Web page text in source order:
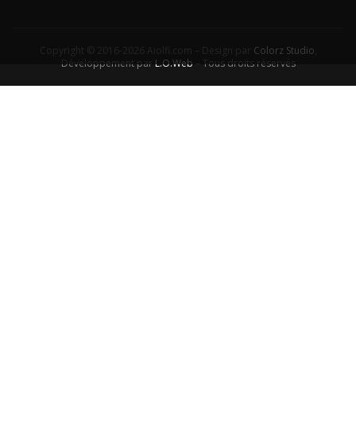
Colorz Studio
Développement par L.O.Web – Tous droits réservés